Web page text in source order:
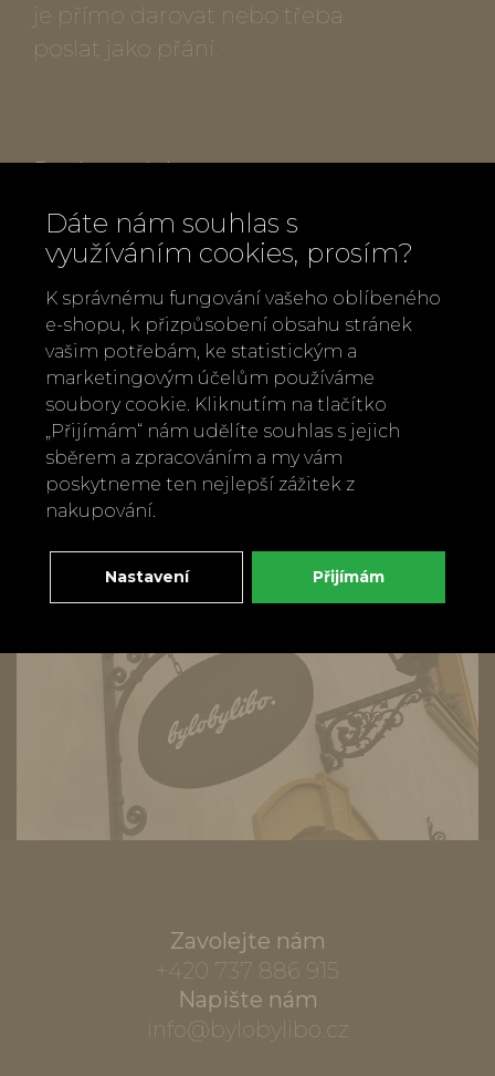
je přímo darovat nebo třeba
poslat jako přání.
Popis produktu:
Složení BELLA ARRABBIATA: cibule,
bazalka, česnek, chilli, paprika, pepř,
sůl, petržel, rozmarýn, tymián, oregáno
Hmotnost: 28 g
Vyrobeno v Německu
Zpět Doporučit
Zavolejte nám
+420 737 886 915
Napište nám
info@bylobylibo.cz
Dáte nám souhlas s
využíváním cookies, prosím?
K správnému fungování vašeho oblíbeného
e-shopu, k přizpůsobení obsahu stránek
vašim potřebám, ke statistickým a
marketingovým účelům používáme
soubory cookie. Kliknutím na tlačítko
„Přijímám“ nám udělíte souhlas s jejich
sběrem a zpracováním a my vám
poskytneme ten nejlepší zážitek z
nakupování.
Nastavení Přijímám